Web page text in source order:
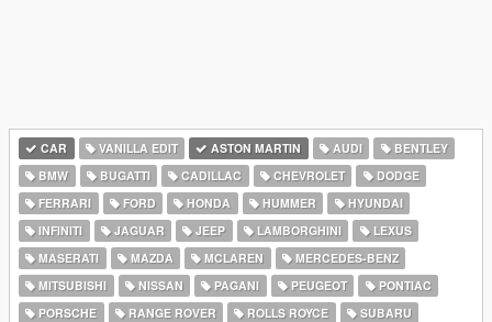
CAR VANILLA EDIT ASTON MARTIN AUDI
BENTLEY
BMW
BUGATTI CADILLAC CHEVROLET
DODGE
FERRARI
FORD HONDA HUMMER
HYUNDAI
INFINITI
JAGUAR JEEP LAMBORGHINI
LEXUS
MASERATI
MAZDA MCLAREN
MERCEDES-BENZ
MITSUBISHI
NISSAN PAGANI PEUGEOT
PONTIAC
PORSCHE
RANGE ROVER ROLLS ROYCE
SUBARU